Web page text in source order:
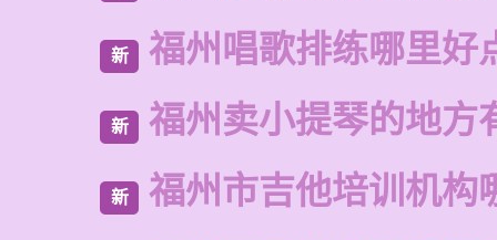
新 福州唱歌排练哪里好
新 福州卖小提琴的地方
新 福州市吉他培训机构